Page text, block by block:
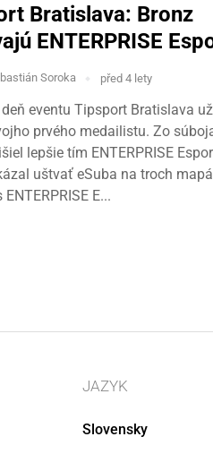
Bratislava: Bronz
ENTERPRISE
Soroka před 4 lety
eventu Tipsport Bratislava už
prvého medailistu. Zo
lepšie tím ENTERPRISE
uštvať eSuba na troch
E...
JAZYK
Slovensky